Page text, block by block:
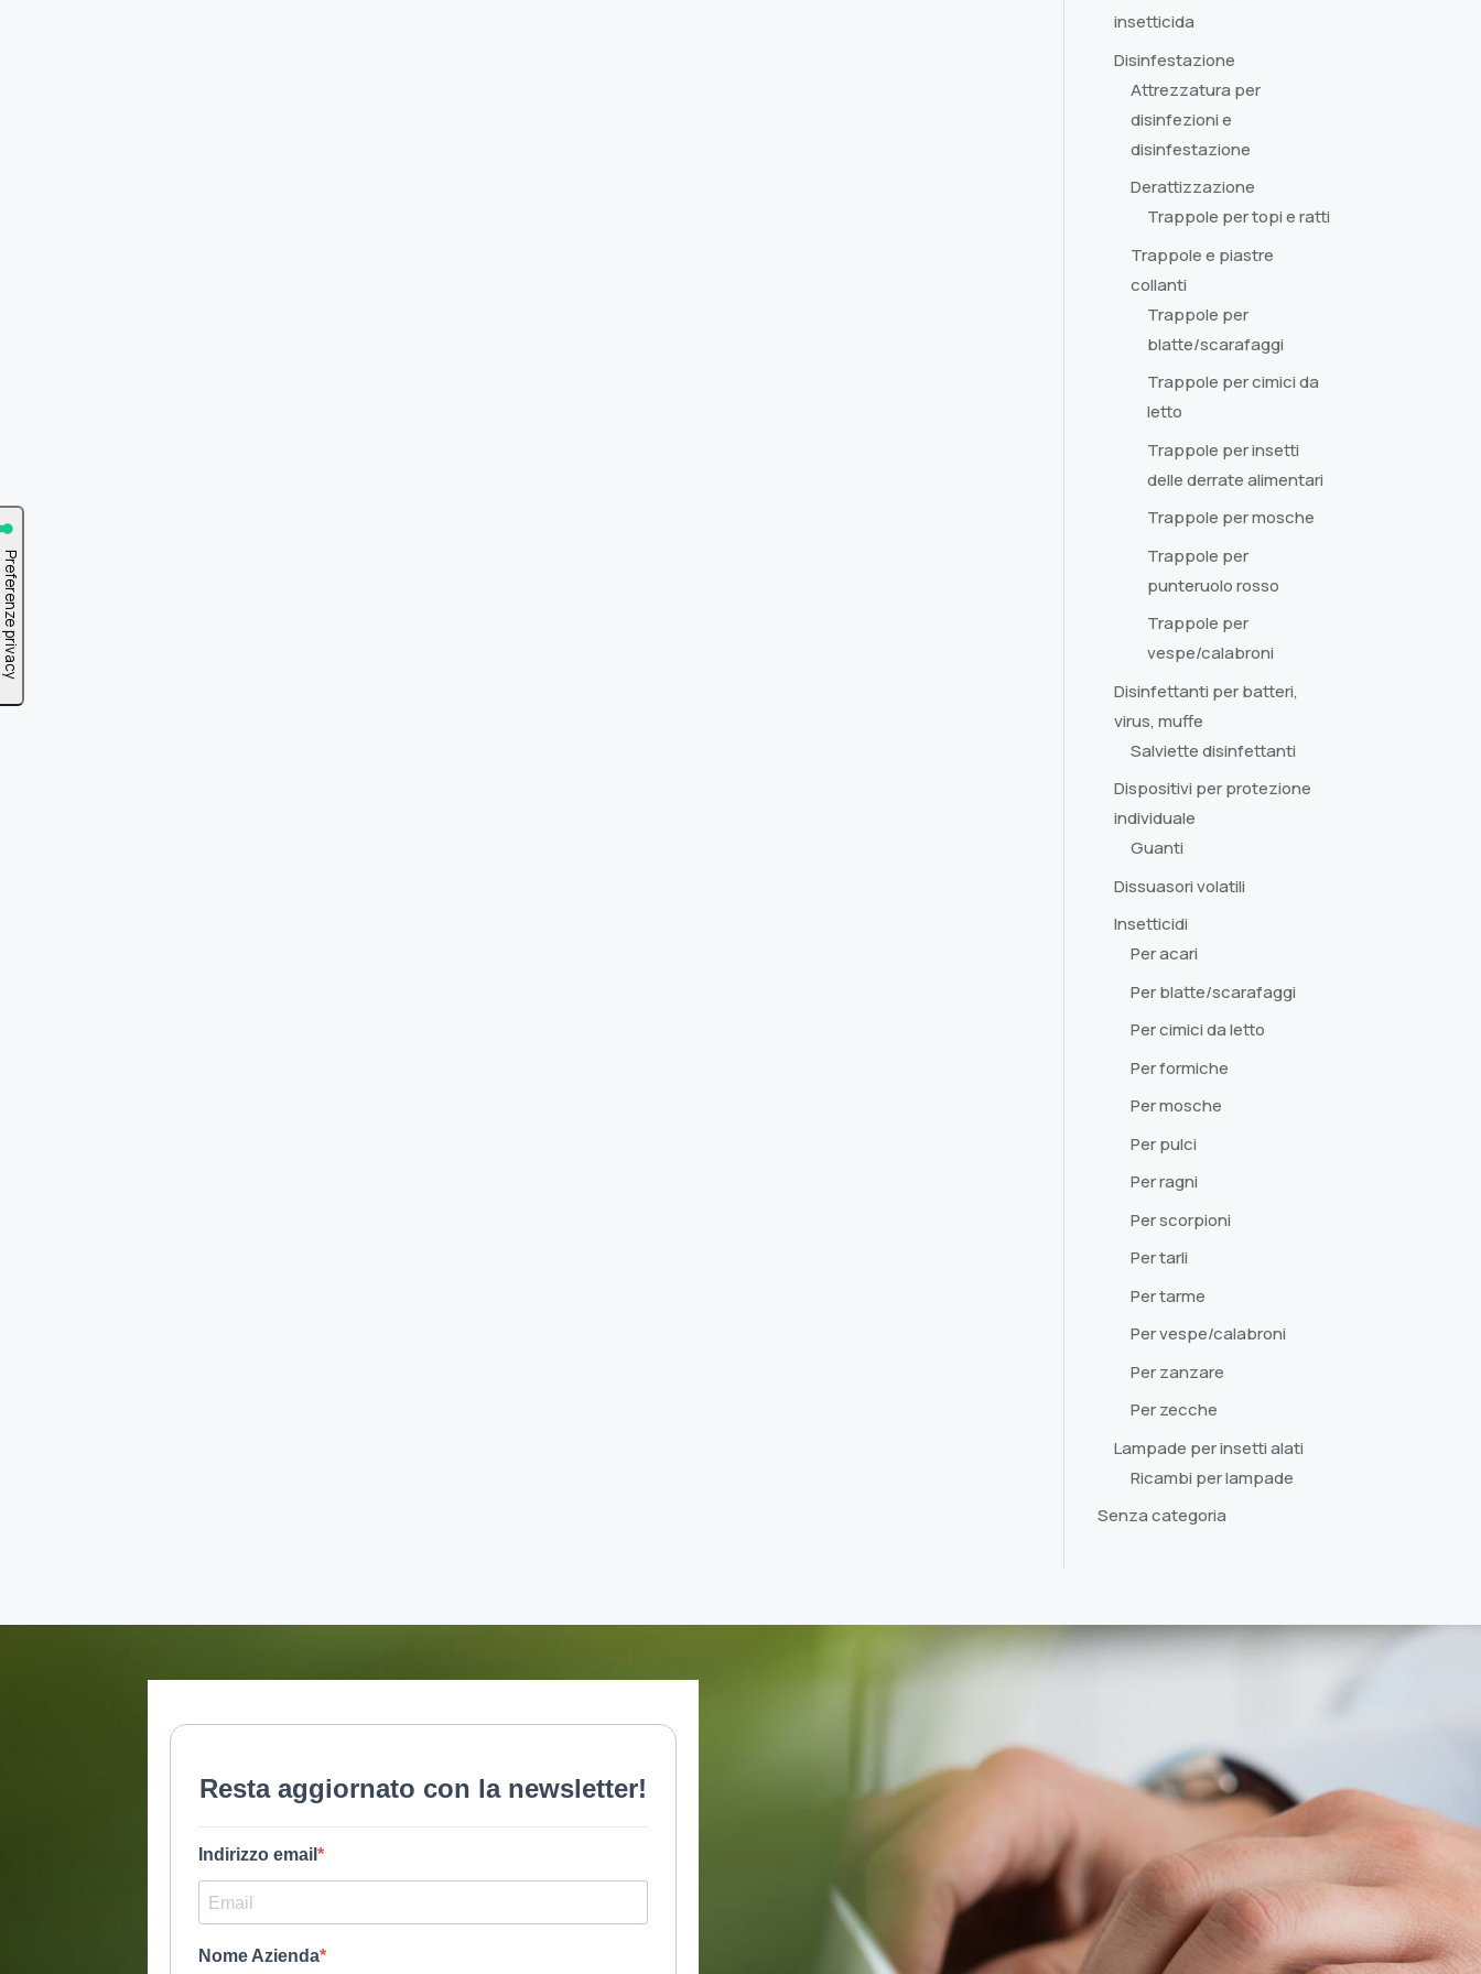
insetticida
Disinfestazione
Attrezzatura per
disinfezioni e
disinfestazione
Derattizzazione
Trappole per topi e ratti
Trappole e piastre
collanti
Trappole per
blatte/scarafaggi
Trappole per cimici da
letto
Trappole per insetti
delle derrate alimentari
Trappole per mosche
Trappole per
punteruolo rosso
Trappole per
vespe/calabroni
Disinfettanti per batteri,
virus, muffe
Salviette disinfettanti
Dispositivi per protezione
individuale
Guanti
Dissuasori volatili
Insetticidi
Per acari
Per blatte/scarafaggi
Per cimici da letto
Per formiche
Per mosche
Per pulci
Per ragni
Per scorpioni
Per tarli
Per tarme
Per vespe/calabroni
Per zanzare
Per zecche
Lampade per insetti alati
Ricambi per lampade
Senza categoria